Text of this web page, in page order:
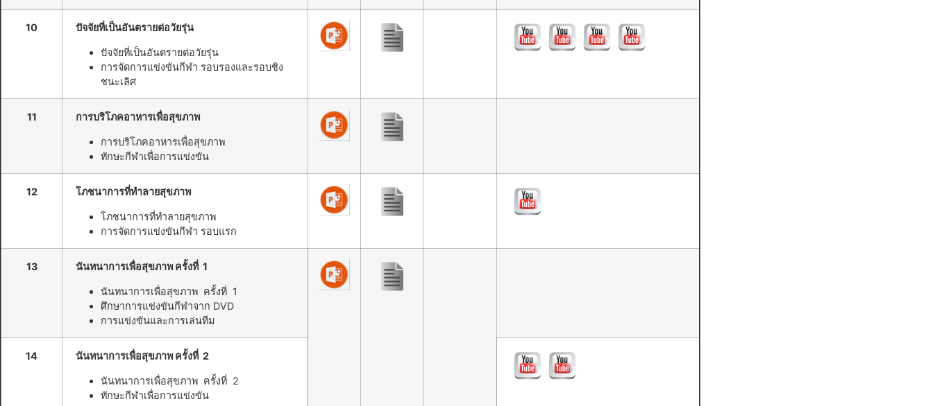
10 ปัจจัยที่เป็นอันตรายต่อวัยรุ่น
ปัจจัยที่เป็นอันตรายต่อวัยรุ่น
การจัดการแข่งขันกีฬา รอบรองและรอบชิง
ชนะเลิศ
11 การบริโภคอาหารเพื่อสุขภาพ
การบริโภคอาหารเพื่อสุขภาพ
ทักษะกีฬาเพื่อการแข่งขัน
12 โภชนาการที่ทำลายสุขภาพ
โภชนาการที่ทำลายสุขภาพ
การจัดการแข่งขันกีฬา รอบแรก
13 นันทนาการเพื่อสุขภาพ ครั้งที่ 1
นันทนาการเพื่อสุขภาพ ครั้งที่ 1
ศึกษาการแข่งขันกีฬาจาก DVD
การแข่งขันและการเล่นทีม
14 นันทนาการเพื่อสุขภาพ ครั้งที่ 2
นันทนาการเพื่อสุขภาพ ครั้งที่ 2
ทักษะกีฬาเพื่อการแข่งขัน